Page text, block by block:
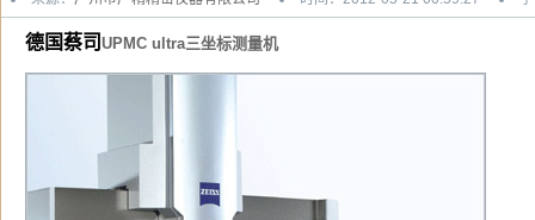
德国蔡司 UPMC ultra三坐标测量机